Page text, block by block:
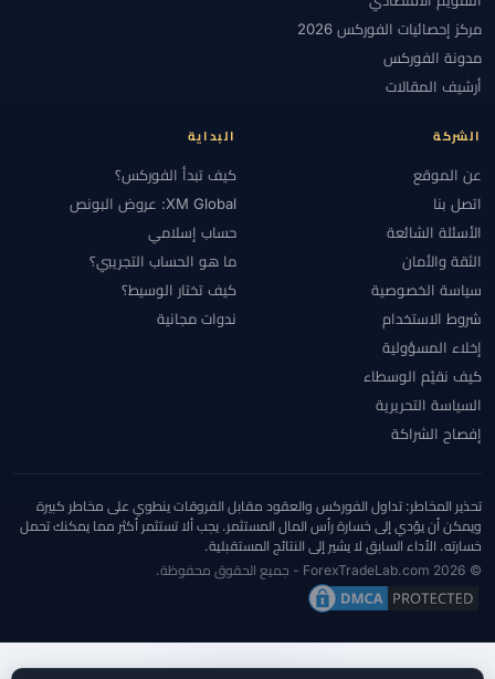
مركز إحصائيات الفوركس 2026
مدونة الفوركس
أرشيف المقالات
الشركة
عن الموقع
اتصل بنا
الأسئلة الشائعة
الثقة والأمان
سياسة الخصوصية
شروط الاستخدام
إخلاء المسؤولية
كيف نقيّم الوسطاء
السياسة التحريرية
إفصاح الشراكة
البداية
كيف تبدأ الفوركس؟
XM Global: عروض البونص
حساب إسلامي
ما هو الحساب التجريبي؟
كيف تختار الوسيط؟
ندوات مجانية
تحذير المخاطر: تداول الفوركس والعقود مقابل الفروقات ينطوي على مخاطر كبيرة
ويمكن أن يؤدي إلى خسارة رأس المال المستثمر. يجب ألا تستثمر أكثر مما يمكنك تحمل
خسارته. الأداء السابق لا يشير إلى النتائج المستقبلية.
© 2026 ForexTradeLab.com - جميع الحقوق محفوظة.